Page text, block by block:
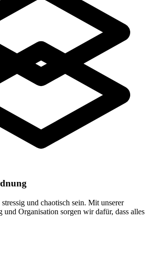
und chaotisch sein. Mit unserer
und Organisation sorgen wir dafür, dass alles